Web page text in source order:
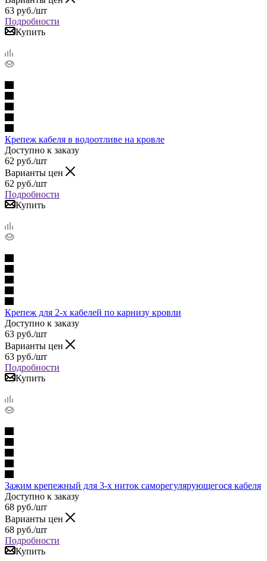
63 руб./шт
Подробности
Купить
Крепеж кабеля в водоотливе на кровле
Доступно к заказу
62 руб./шт
Варианты цен
62 руб./шт
Подробности
Купить
Крепеж для 2-х кабелей по карнизу кровли
Доступно к заказу
63 руб./шт
Варианты цен
63 руб./шт
Подробности
Купить
Зажим крепежный для 3-х ниток саморегулярующегося кабеля
Доступно к заказу
68 руб./шт
Варианты цен
68 руб./шт
Подробности
Купить